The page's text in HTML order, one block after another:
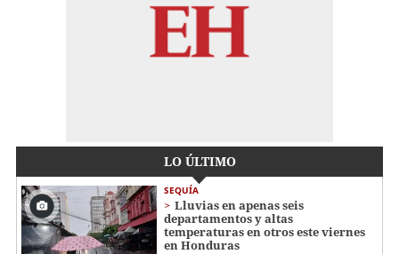
LO ÚLTIMO
SEQUÍA
Lluvias en apenas seis
departamentos y altas
temperaturas en otros este viernes
en Honduras